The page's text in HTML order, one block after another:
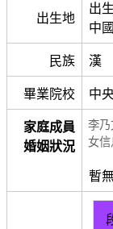
出生地
出
中
民族 漢
畢業院校 中
家庭成員
婚姻狀況
李
女信
暫